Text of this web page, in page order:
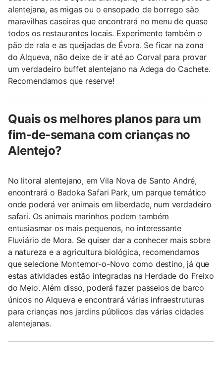
alentejana, as migas ou o ensopado de borrego são
maravilhas caseiras que encontrará no menu de quase
todos os restaurantes locais. Experimente também o
pão de rala e as queijadas de Évora. Se ficar na zona
do Alqueva, não deixe de ir até ao Corval para provar
um verdadeiro buffet alentejano na Adega do Cachete.
Recomendamos que reserve!
Quais os melhores planos para um
fim-de-semana com crianças no
Alentejo?
No litoral alentejano, em Vila Nova de Santo André,
encontrará o Badoka Safari Park, um parque temático
onde poderá ver animais em liberdade, num verdadeiro
safari. Os animais marinhos podem também
entusiasmar os mais pequenos, no interessante
Fluviário de Mora. Se quiser dar a conhecer mais sobre
a natureza e a agricultura biológica, recomendamos
que selecione Montemor-o-Novo como destino, já que
estas atividades estão integradas na Herdade do Freixo
do Meio. Além disso, poderá fazer passeios de barco
únicos no Alqueva e encontrará várias infraestruturas
para crianças nos jardins públicos das várias cidades
alentejanas.